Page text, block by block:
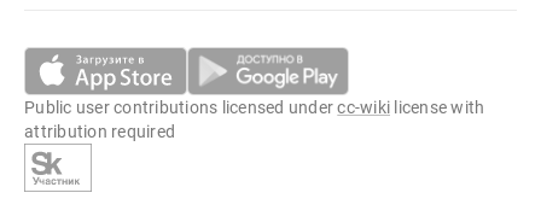
Public user contributions licensed undercc-wiki license with
attribution required